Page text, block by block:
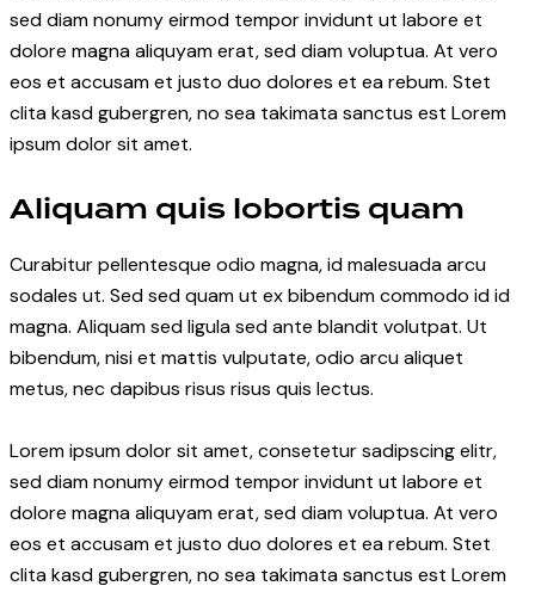
sed diam nonumy eirmod tempor invidunt ut labore et
dolore magna aliquyam erat, sed diam voluptua. At vero
eos et accusam et justo duo dolores et ea rebum. Stet
clita kasd gubergren, no sea takimata sanctus est Lorem
ipsum dolor sit amet.
Aliquam quis lobortis quam
Curabitur pellentesque odio magna, id malesuada arcu
sodales ut. Sed sed quam ut ex bibendum commodo id id
magna. Aliquam sed ligula sed ante blandit volutpat. Ut
bibendum, nisi et mattis vulputate, odio arcu aliquet
metus, nec dapibus risus risus quis lectus.
Lorem ipsum dolor sit amet, consetetur sadipscing elitr,
sed diam nonumy eirmod tempor invidunt ut labore et
dolore magna aliquyam erat, sed diam voluptua. At vero
eos et accusam et justo duo dolores et ea rebum. Stet
clita kasd gubergren, no sea takimata sanctus est Lorem